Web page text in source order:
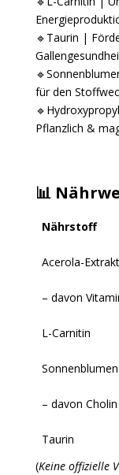
🔹Taurin |
für den
Pflanzlich &
📊
Nährstoff
Acerola-Extrakt
– davon
L-Carnitin
– davon Cholin
Taurin
(Keine offizielle